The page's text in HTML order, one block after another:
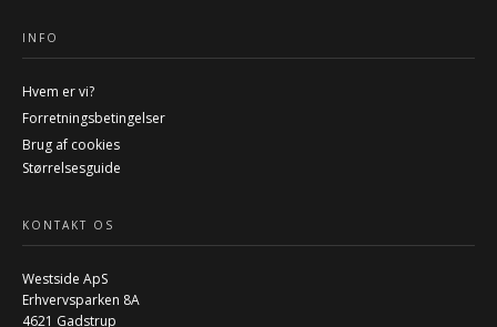
INFO
Hvem er vi?
Forretningsbetingelser
Brug af cookies
Størrelsesguide
KONTAKT OS
Westside ApS
Erhvervsparken 8A
4621 Gadstrup